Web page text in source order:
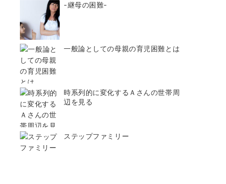
-継母の困難-
一般論としての母親の育児困難とは
時系列的に変化するＡさんの世帯周
辺を見る
ステップファミリー